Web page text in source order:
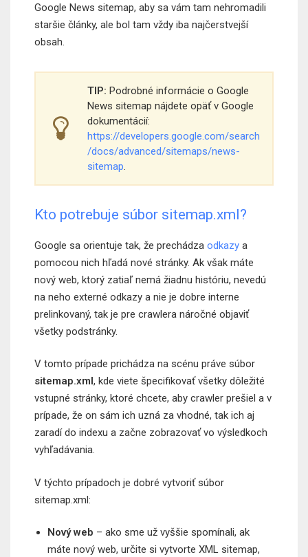
Google News sitemap, aby sa vám tam nehromadili
staršie články, ale bol tam vždy iba najčerstvejší
obsah.
TIP: Podrobné informácie o Google
News sitemap nájdete opäť v Google
dokumentácií:
https://developers.google.com/search
/docs/advanced/sitemaps/news-
sitemap.
Kto potrebuje súbor sitemap.xml?
Google sa orientuje tak, že prechádza odkazy a
pomocou nich hľadá nové stránky. Ak však máte
nový web, ktorý zatiaľ nemá žiadnu históriu, nevedú
na neho externé odkazy a nie je dobre interne
prelinkovaný, tak je pre crawlera náročné objaviť
všetky podstránky.
V tomto prípade prichádza na scénu práve súbor
sitemap.xml, kde viete špecifikovať všetky dôležité
vstupné stránky, ktoré chcete, aby crawler prešiel a v
prípade, že on sám ich uzná za vhodné, tak ich aj
zaradí do indexu a začne zobrazovať vo výsledkoch
vyhľadávania.
V týchto prípadoch je dobré vytvoriť súbor
sitemap.xml:
Nový web – ako sme už vyššie spomínali, ak
máte nový web, určite si vytvorte XML sitemap,